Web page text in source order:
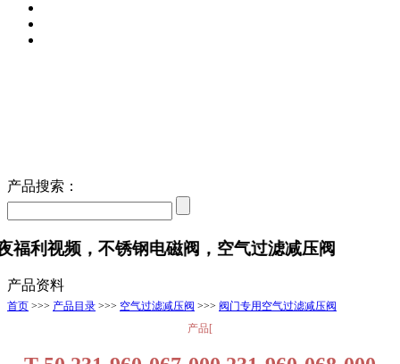
产品搜索：
视频，不锈钢电磁阀，空气过滤减压阀
产品资料
首页 >>> 产品目录 >>> 空气过滤减压阀 >>> 阀门专用空气过滤减压阀
产品[